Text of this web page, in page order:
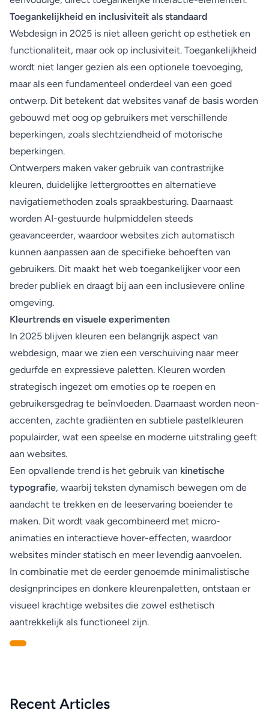
Toegankelijkheid en inclusiviteit als standaard
Webdesign in 2025 is niet alleen gericht op esthetiek en
functionaliteit, maar ook op inclusiviteit. Toegankelijkheid
wordt niet langer gezien als een optionele toevoeging,
maar als een fundamenteel onderdeel van een goed
ontwerp. Dit betekent dat websites vanaf de basis worden
gebouwd met oog op gebruikers met verschillende
beperkingen, zoals slechtziendheid of motorische
beperkingen.
Ontwerpers maken vaker gebruik van contrastrijke
kleuren, duidelijke lettergroottes en alternatieve
navigatiemethoden zoals spraakbesturing. Daarnaast
worden AI-gestuurde hulpmiddelen steeds
geavanceerder, waardoor websites zich automatisch
kunnen aanpassen aan de specifieke behoeften van
gebruikers. Dit maakt het web toegankelijker voor een
breder publiek en draagt bij aan een inclusievere online
omgeving.
Kleurtrends en visuele experimenten
In 2025 blijven kleuren een belangrijk aspect van
webdesign, maar we zien een verschuiving naar meer
gedurfde en expressieve paletten. Kleuren worden
strategisch ingezet om emoties op te roepen en
gebruikersgedrag te beïnvloeden. Daarnaast worden neon-
accenten, zachte gradiënten en subtiele pastelkleuren
populairder, wat een speelse en moderne uitstraling geeft
aan websites.
Een opvallende trend is het gebruik van kinetische
typografie, waarbij teksten dynamisch bewegen om de
aandacht te trekken en de leeservaring boeiender te
maken. Dit wordt vaak gecombineerd met micro-
animaties en interactieve hover-effecten, waardoor
websites minder statisch en meer levendig aanvoelen.
In combinatie met de eerder genoemde minimalistische
designprincipes en donkere kleurenpaletten, ontstaan er
visueel krachtige websites die zowel esthetisch
aantrekkelijk als functioneel zijn.
Recent Articles